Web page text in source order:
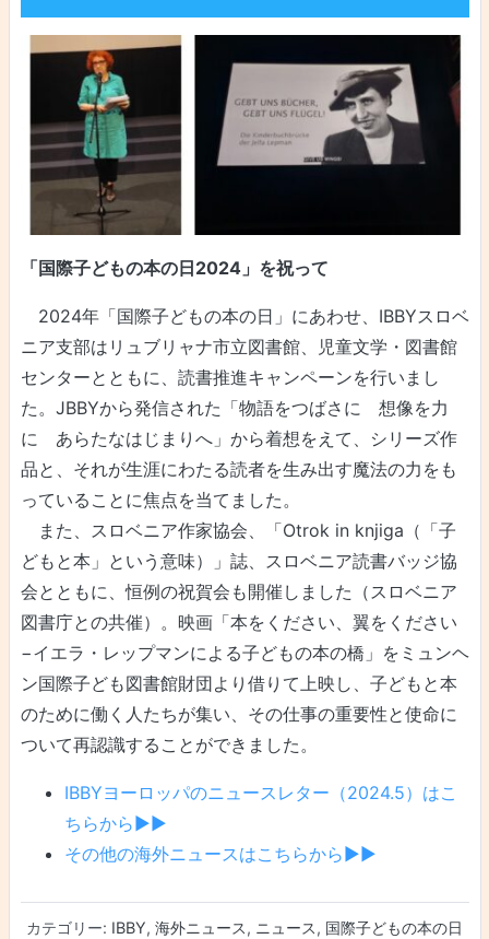
「国際子どもの本の日2024」を祝って
2024年「国際子どもの本の日」にあわせ、IBBYスロベ
ニア支部はリュブリャナ市立図書館、児童文学・図書館
センターとともに、読書推進キャンペーンを行いまし
た。JBBYから発信された「物語をつばさに 想像を力
に あらたなはじまりへ」から着想をえて、シリーズ作
品と、それが生涯にわたる読者を生み出す魔法の力をも
っていることに焦点を当てました。
また、スロベニア作家協会、「Otrok in knjiga（「子
どもと本」という意味）」誌、スロベニア読書バッジ協
会とともに、恒例の祝賀会も開催しました（スロベニア
図書庁との共催）。映画「本をください、翼をください
−イエラ・レップマンによる子どもの本の橋」をミュンヘ
ン国際子ども図書館財団より借りて上映し、子どもと本
のために働く人たちが集い、その仕事の重要性と使命に
ついて再認識することができました。
IBBYヨーロッパのニュースレター（2024.5）はこ
ちらから▶▶
その他の海外ニュースはこちらから▶▶
カテゴリー: IBBY, 海外ニュース, ニュース, 国際子どもの本の日